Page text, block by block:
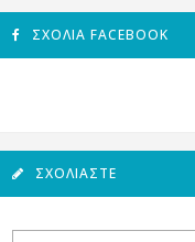
ΣΧΌΛΙΑ FACEBOOK
ΣΧΟΛΙΆΣΤΕ